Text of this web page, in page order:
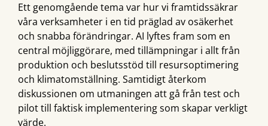
Ett genomgående tema var hur vi framtidssäkrar
våra verksamheter i en tid präglad av osäkerhet
och snabba förändringar. AI lyftes fram som en
central möjliggörare, med tillämpningar i allt från
produktion och beslutsstöd till resursoptimering
och klimatomställning. Samtidigt återkom
diskussionen om utmaningen att gå från test och
pilot till faktisk implementering som skapar verkligt
värde.